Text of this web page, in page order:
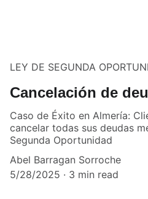
LEY DE SEGUNDA
Cancelación de
Caso de Éxito en Almería:
cancelar todas sus deudas
Segunda Oportunidad
Abel Barragan Sorroche
5/28/2025
3 min read